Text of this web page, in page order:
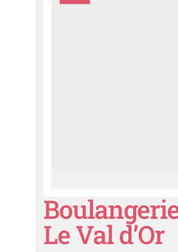
Le Val d’Or